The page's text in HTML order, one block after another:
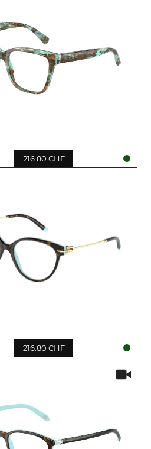
216.80 CHF
216.80 CHF